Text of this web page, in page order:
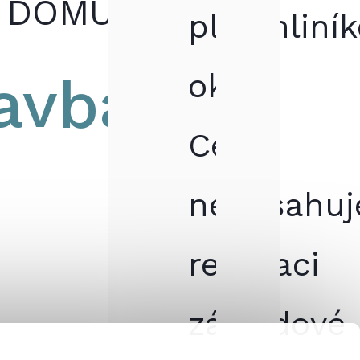
okna.
Cena
realizaci
základové